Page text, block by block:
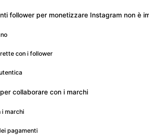
follower per monetizzare Instagram non è
con i follower
collaborare con i marchi
i marchi
pagamenti